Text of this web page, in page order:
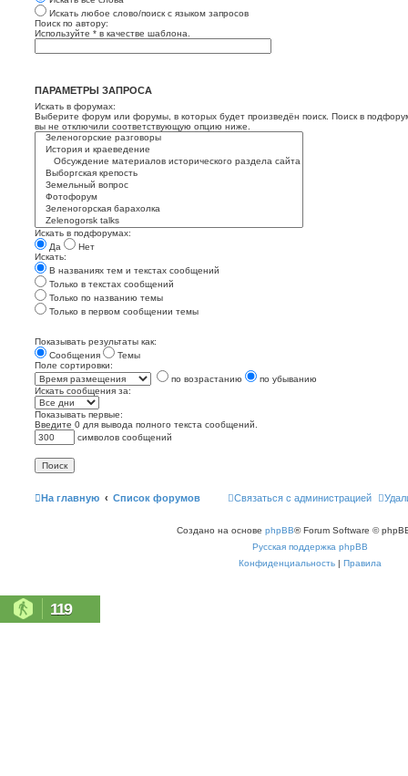
Искать любое слово/поиск с языком запросов
Поиск по автору:
Используйте * в качестве шаблона.
ПАРАМЕТРЫ ЗАПРОСА
Искать в форумах:
Выберите форум или форумы, в которых будет произведён поиск. Поиск в
вы не отключили соответствующую опцию ниже.
Искать в подфорумах:
Да
Нет
Искать:
В названиях тем и текстах сообщений
Только в текстах сообщений
Только по названию темы
Только в первом сообщении темы
Показывать результаты как:
Сообщения
Темы
Поле сортировки:
по возрастанию
по убыванию
Искать сообщения за:
Показывать первые:
Введите 0 для вывода полного текста сообщений.
символов сообщений
На главную Список форумов Связаться с администрацией
Создано на основе phpBB® Forum Software ©
Русская поддержка phpBB
Конфиденциальность | Правила
119